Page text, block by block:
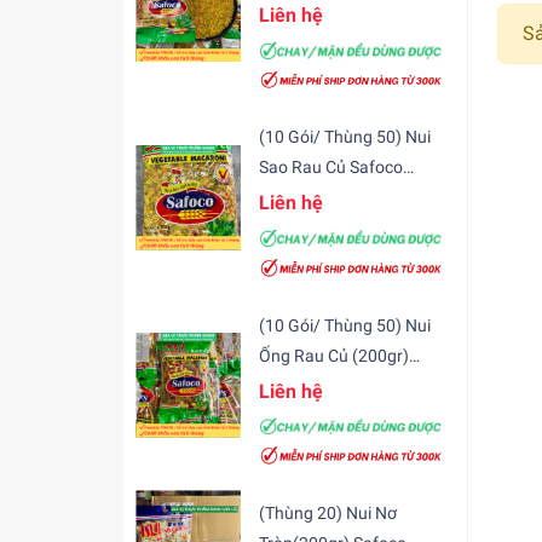
Safoco
Liên hệ
(10 Gói/ Thùng 50) Nui
Sao Rau Củ Safoco
(200gr)
Liên hệ
(10 Gói/ Thùng 50) Nui
Ống Rau Củ (200gr)
Safoco
Liên hệ
(Thùng 20) Nui Nơ